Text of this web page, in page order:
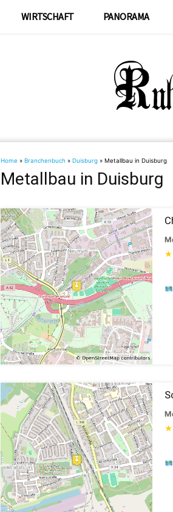
WIRTSCHAFT PANORAMA
Home » Branchenbuch » Duisburg » Metallbau in Duisburg
Metallbau in Duisburg
★
★